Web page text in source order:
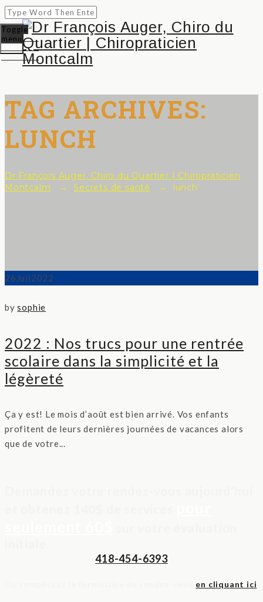
Toggle
menu
TAG ARCHIVES:
LUNCH
Dr François Auger, Chiro du Quartier | Chiropraticien
Montcalm
→Secrets de santé → lunch
26 Juil2022
bysophie
2022 : Nos trucs pour une rentrée
scolaire dans la simplicité et la
légèreté
Ça y est! Le mois d’août est bien arrivé. Vos enfants
profitent de leurs dernières journées de vacances alors
que de votre...
418-454-6393
en cliquant ici